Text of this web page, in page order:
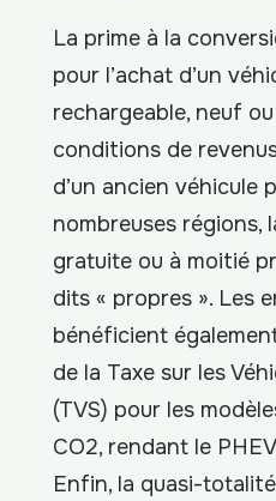
La prime à la
pour l’achat d’un
rechargeable, neuf
conditions de
d’un ancien véhicule
nombreuses régions,
gratuite ou à moitié
dits « propres ». Les
bénéficient
de la Taxe sur les
(TVS) pour les
CO2, rendant le
Enfin, la quasi-